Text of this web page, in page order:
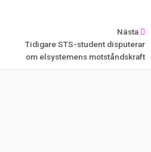
Nästa
Tidigare STS-student disputerar
om elsystemens motståndskraft